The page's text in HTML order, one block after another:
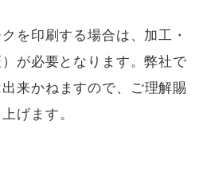
を印刷する場合は、加工・
が必要となります。弊社で
来かねますので、ご理解賜
げます。